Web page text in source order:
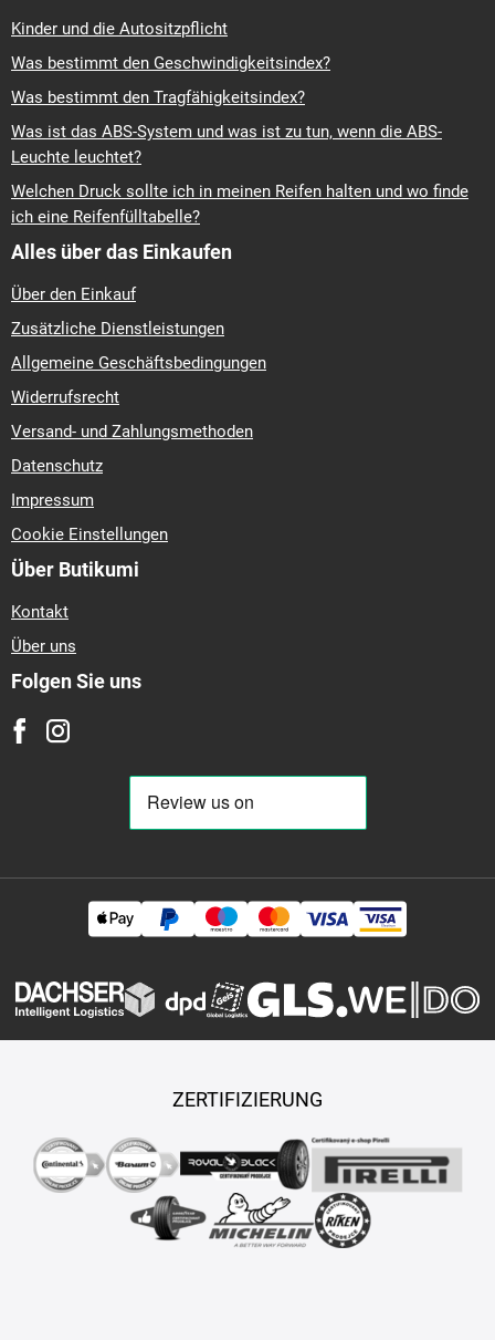
Kinder und die Autositzpflicht
Was bestimmt den Geschwindigkeitsindex?
Was bestimmt den Tragfähigkeitsindex?
Was ist das ABS-System und was ist zu tun, wenn die ABS-
Leuchte leuchtet?
Welchen Druck sollte ich in meinen Reifen halten und wo finde
ich eine Reifenfülltabelle?
Alles über das Einkaufen
Über den Einkauf
Zusätzliche Dienstleistungen
Allgemeine Geschäftsbedingungen
Widerrufsrecht
Versand- und Zahlungsmethoden
Datenschutz
Impressum
Cookie Einstellungen
Über Butikumi
Kontakt
Über uns
Folgen Sie uns
ZERTIFIZIERUNG